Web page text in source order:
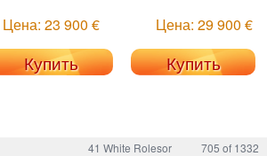
Цена: 23 900 €
Купить
Цена: 29 900 €
Купить
41 White Rolesor 705 of 1332